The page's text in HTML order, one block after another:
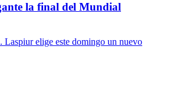
la final del Mundial